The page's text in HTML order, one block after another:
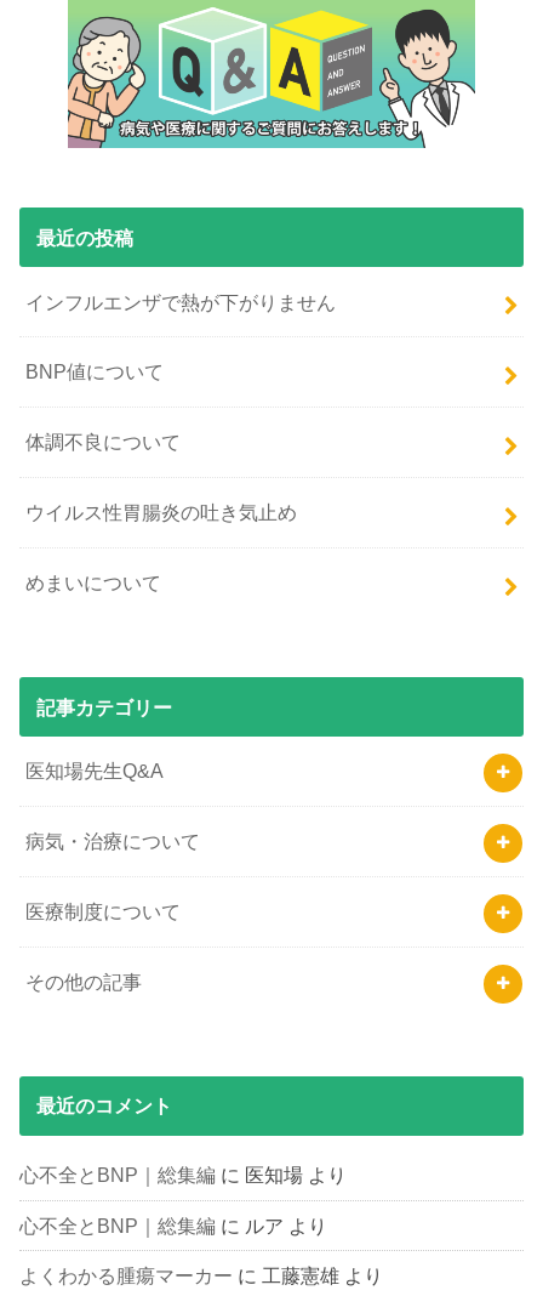
最近の投稿
インフルエンザで熱が下がりません
BNP値について
体調不良について
ウイルス性胃腸炎の吐き気止め
めまいについて
記事カテゴリー
医知場先生Q&A
病気・治療について
医療制度について
その他の記事
最近のコメント
心不全とBNP｜総集編 に 医知場 より
心不全とBNP｜総集編 に ルア より
よくわかる腫瘍マーカー に 工藤憲雄 より